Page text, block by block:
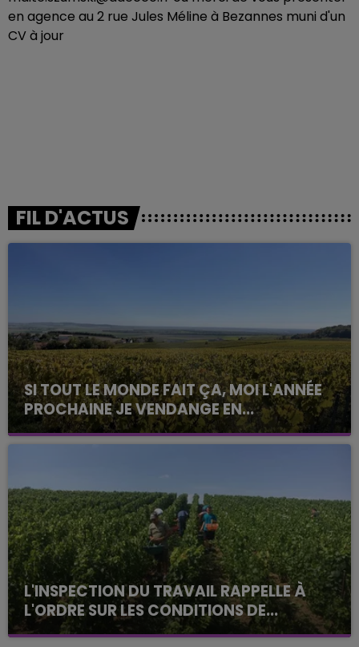
en agence au 2 rue Jules Méline à Bezannes muni d'un
CV à jour
FIL D'ACTUS
SI TOUT LE MONDE FAIT ÇA, MOI L'ANNÉE
PROCHAINE JE VENDANGE EN...
La vendange en Champagne a débuté ce jeudi 6
août dans la commune de Montgueux (Aube). Du
L'INSPECTION DU TRAVAIL RAPPELLE À
L'ORDRE SUR LES CONDITIONS DE...
Alors que les dates de début des vendange 2026